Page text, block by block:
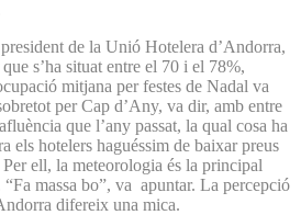
de la Unió Hotelera d’Andorra,
s’ha situat entre el 70 i el 78%,
mitjana per festes de Nadal va
per Cap d’Any, va dir, amb entre
que l’any passat, la qual cosa ha
els hotelers haguéssim de baixar preus
ell, la meteorologia és la principal
“Fa massa bo”, va apuntar. La percepció
difereix una mica.